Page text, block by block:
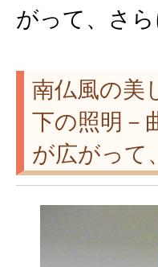
がって、さ
南仏風の美
下の照明－
が広がっ